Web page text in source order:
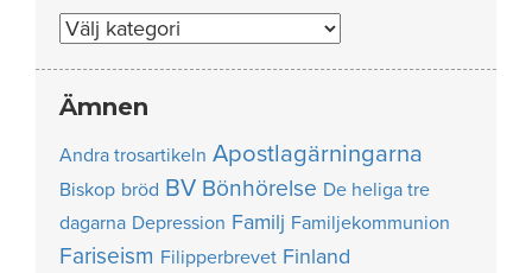
Nummer
Ämnen
Andra trosartikeln Apostlagärningarna
Biskop bröd BV Bönhörelse De heliga tre
dagarna Depression Familj Familjekommunion
Fariseism Filipperbrevet Finland